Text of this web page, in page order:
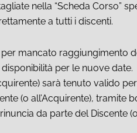
nella “Scheda Corso”
a tutti i discenti.
mancato
per le nuove date.
sarà tenuto valido
(o all’Acquirente),
da parte del Discente